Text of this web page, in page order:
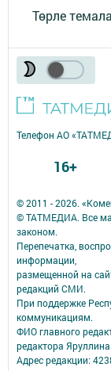
Төрле
© 2011 - 2026.
© ТАТМЕДИА. Все
законом.
Перепечатка,
информации,
размещенной на
редакций СМИ.
При поддержке
коммуникациям.
ФИО главного
редактора
Адрес редакции:
Телефон АО
16+